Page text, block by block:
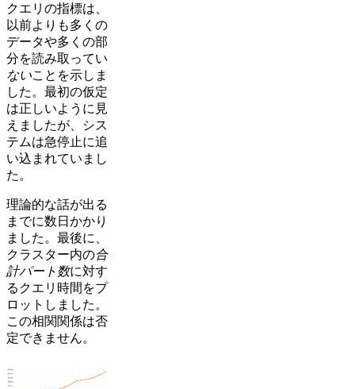
クエリの指標は、
以前よりも多くの
データや多くの部
分を読み取ってい
ないことを示しま
した。最初の仮定
は正しいように見
えましたが、シス
テムは急停止に追
い込まれていまし
た。
理論的な話が出る
までに数日かかり
ました。最後に、
クラスター内の合
計パート数に対す
るクエリ時間をプ
ロットしました。
この相関関係は否
定できません。